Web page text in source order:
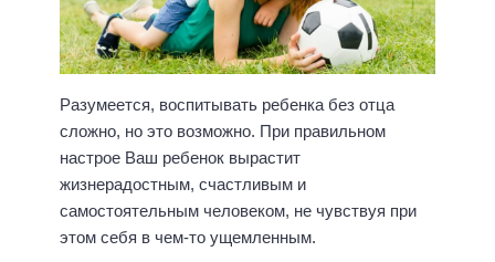
Разумеется, воспитывать ребенка без отца
сложно, но это возможно. При правильном
настрое Ваш ребенок вырастит
жизнерадостным, счастливым и
самостоятельным человеком, не чувствуя при
этом себя в чем-то ущемленным.